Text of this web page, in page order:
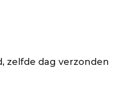
zelfde dag verzonden